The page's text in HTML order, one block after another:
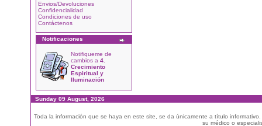
Envios/Devoluciones
Confidencialidad
Condiciones de uso
Contáctenos
Notificaciones
Notifiqueme de
cambios a 4.
Crecimiento
Espiritual y
Iluminación
Sunday 09 August, 2026
Toda la información que se haya en este site, se da únicamente a título
su médico o